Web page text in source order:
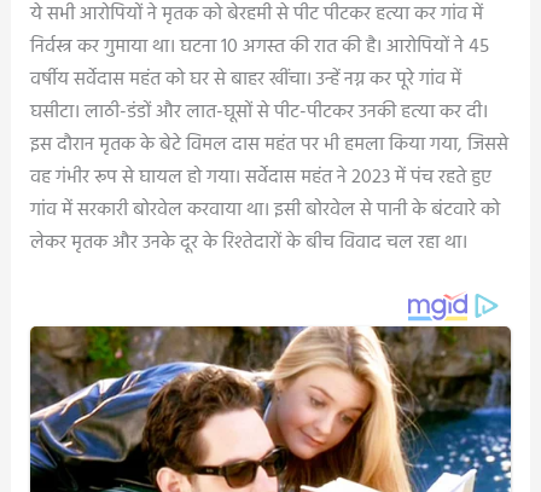
ये सभी आरोपियों ने मृतक को बेरहमी से पीट पीटकर हत्या कर गांव में
निर्वस्त्र कर गुमाया था। घटना 10 अगस्त की रात की है। आरोपियों ने 45
वर्षीय सर्वेदास महंत को घर से बाहर खींचा। उन्हें नग्न कर पूरे गांव में
घसीटा। लाठी-डंडों और लात-घूसों से पीट-पीटकर उनकी हत्या कर दी।
इस दौरान मृतक के बेटे विमल दास महंत पर भी हमला किया गया, जिससे
वह गंभीर रूप से घायल हो गया। सर्वेदास महंत ने 2023 में पंच रहते हुए
गांव में सरकारी बोरवेल करवाया था। इसी बोरवेल से पानी के बंटवारे को
लेकर मृतक और उनके दूर के रिश्तेदारों के बीच विवाद चल रहा था।